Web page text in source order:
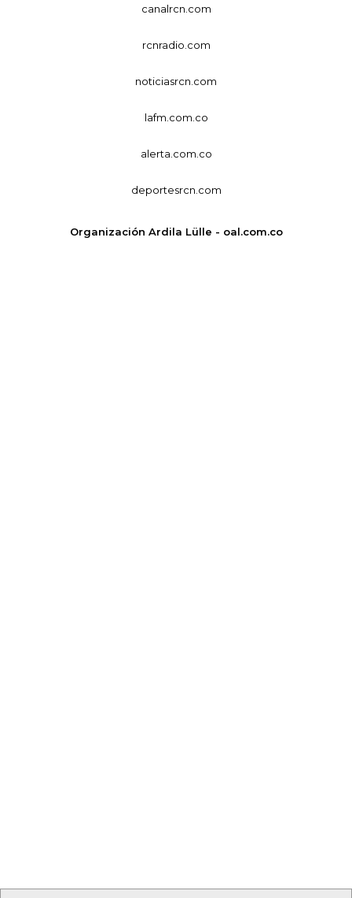
canalrcn.com
rcnradio.com
noticiasrcn.com
lafm.com.co
alerta.com.co
deportesrcn.com
Organización Ardila Lülle - oal.com.co